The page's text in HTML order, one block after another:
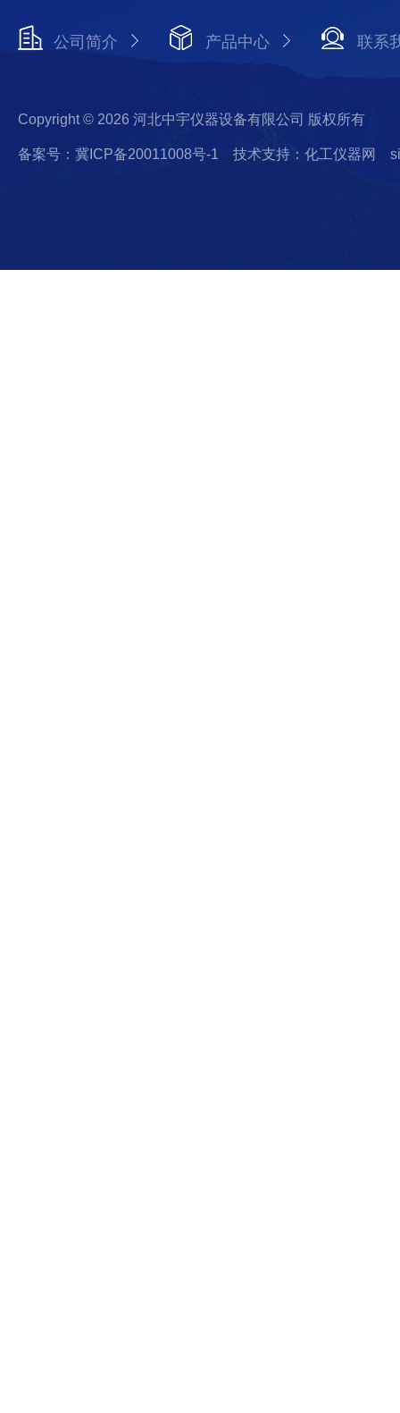
公司简介 产品中心 联系
Copyright © 2026 河北中宇仪器设备有限公司 版权所有
备案号：冀ICP备20011008号-1 技术支持：化工仪器网